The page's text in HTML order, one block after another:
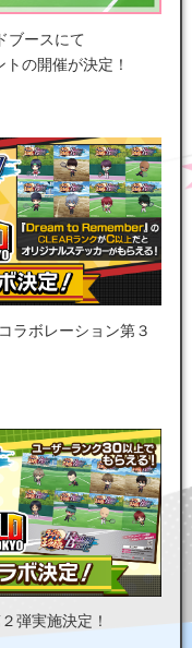
ブースにて
の開催が決定！
ラボレーション第３
弾実施決定！